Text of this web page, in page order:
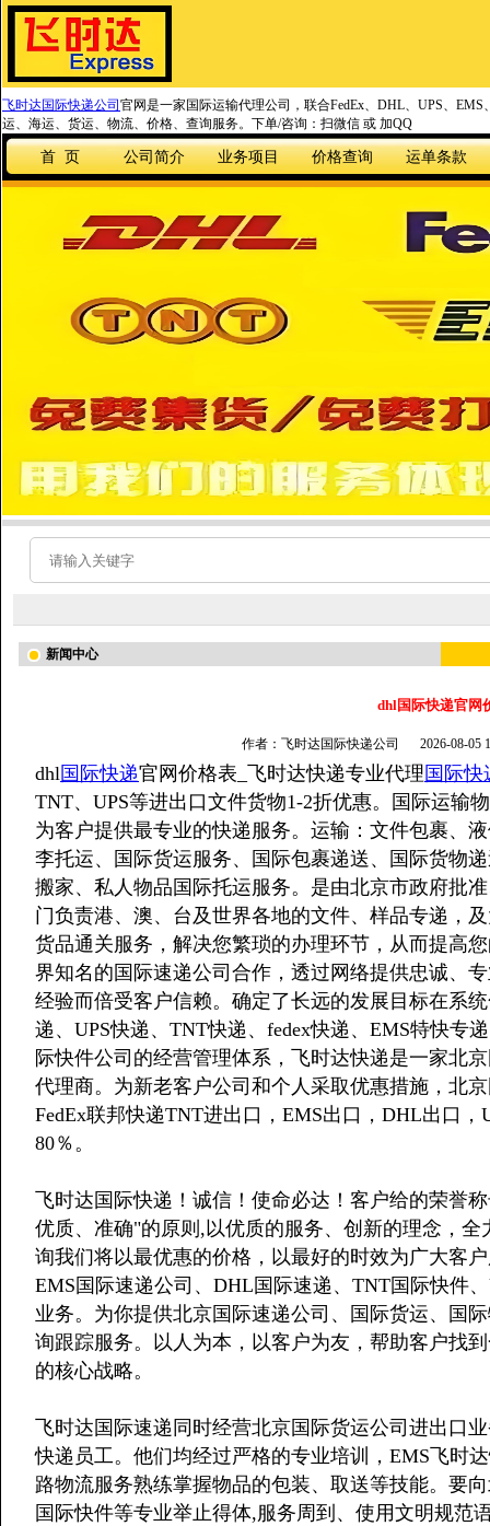
飞时达国际快递公司 官网是一家国际运输代理公司，联合FedEx、DHL、UPS、
运、海运、货运、物流、价格、查询服务。下单/咨询：扫微信 或 加QQ
首 页 公司简介 业务项目 价格查询 运单条款
新闻中心
dhl国际快递官网
作者：飞时达国际快递公司 2026-08-05
dhl国际快递官网价格表_飞时达快递专业代理 国际快
TNT、UPS等进出口文件货物1-2折优惠。国际运输
为客户提供最专业的快递服务。运输：文件包裹、
李托运、国际货运服务、国际包裹递送、国际货物
搬家、私人物品国际托运服务。是由北京市政府批
门负责港、澳、台及世界各地的文件、样品专递，
货品通关服务，解决您繁琐的办理环节，从而提高
界知名的国际速递公司合作，透过网络提供忠诚、
经验而倍受客户信赖。确定了长远的发展目标在系
递、UPS快递、TNT快递、fedex快递、EMS特快专
际快件公司的经营管理体系，飞时达快递是一家北
代理商。为新老客户公司和个人采取优惠措施，北
FedEx联邦快递TNT进出口，EMS出口，DHL出口
80％。
飞时达国际快递！诚信！使命必达！客户给的荣誉
优质、准确"的原则,以优质的服务、创新的理念，
询我们将以最优惠的价格，以最好的时效为广大客
EMS国际速递公司、DHL国际速递、TNT国际快件
业务。为你提供北京国际速递公司、国际货运、国
询跟踪服务。以人为本，以客户为友，帮助客户找
的核心战略。
飞时达国际速递同时经营北京国际货运公司进出口
快递员工。他们均经过严格的专业培训，EMS飞时
路物流服务熟练掌握物品的包装、取送等技能。要
国际快件等专业举止得体,服务周到、使用文明规范